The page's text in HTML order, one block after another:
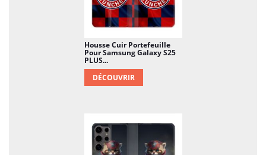
Housse Cuir Portefeuille
Pour Samsung Galaxy S25
PLUS...
DÉCOUVRIR